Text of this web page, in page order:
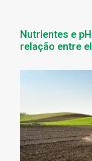
Nutrientes e
relação entre